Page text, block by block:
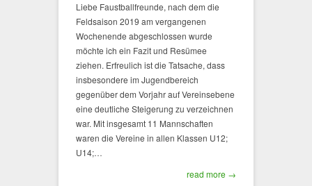
Liebe Faustballfreunde, nach dem die
Feldsaison 2019 am vergangenen
Wochenende abgeschlossen wurde
möchte ich ein Fazit und Resümee
ziehen. Erfreulich ist die Tatsache, dass
insbesondere im Jugendbereich
gegenüber dem Vorjahr auf Vereinsebene
eine deutliche Steigerung zu verzeichnen
war. Mit insgesamt 11 Mannschaften
waren die Vereine in allen Klassen U12;
U14;…
read more →